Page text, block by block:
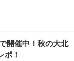
開催中！秋の大北
！